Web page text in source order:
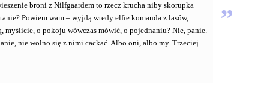
broni z Nilfgaardem to rzecz krucha niby skorupka
Powiem wam – wyjdą wtedy elfie komanda z lasów,
myślicie, o pokoju wówczas mówić, o pojednaniu? Nie, panie.
nie wolno się z nimi cackać. Albo oni, albo my. Trzeciej
”